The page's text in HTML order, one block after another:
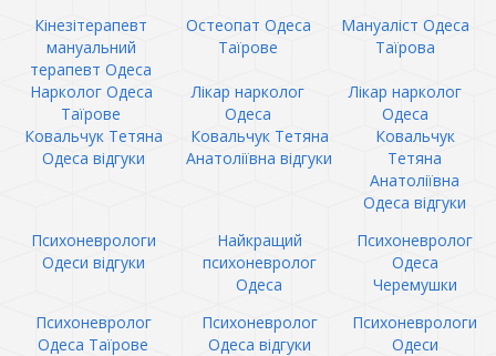
Кінезітерапевт
мануальний
терапевт Одеса
Остеопат Одеса
Таїрове
Мануаліст Одеса
Таїрова
Нарколог Одеса
Таїрове
Лікар нарколог
Одеса
Лікар нарколог
Одеса
Ковальчук Тетяна
Одеса відгуки
Ковальчук Тетяна
Анатоліївна відгуки
Ковальчук
Тетяна
Анатоліївна
Одеса відгуки
Психоневрологи
Одеси відгуки
Найкращий
психоневролог
Одеса
Психоневролог
Одеса
Черемушки
Психоневролог
Одеса Таїрове
Психоневролог
Одеса відгуки
Психоневрологи
Одеси